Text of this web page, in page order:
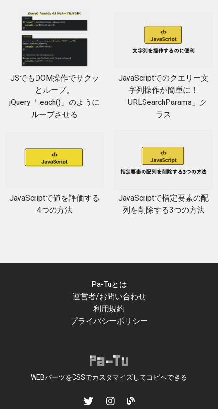
JSでもDOM操作でサクッ
とループ。
jQuery「.each()」のように
ループさせる
JavaScriptでのクエリー文
字列操作が簡単に！
「URLSearchParams」ク
ラス
JavaScriptで値を評価する
4つの方法
JavaScriptで指定要素の配
列を削除する3つの方法
Pa-Tuとは
運営者/お問い合わせ
利用規約
プライバシーポリシー
WEBパーツをCSSでカスタマイズしてコピペできる